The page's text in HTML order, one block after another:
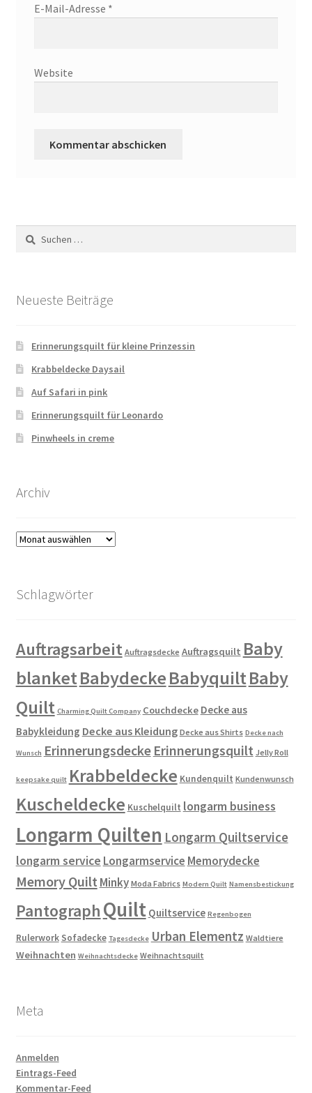
E-Mail-Adresse *
Website
Suchen
nach:
Neueste Beiträge
Erinnerungsquilt für kleine Prinzessin
Krabbeldecke Daysail
Auf Safari in pink
Erinnerungsquilt für Leonardo
Pinwheels in creme
Archiv
Archiv
Schlagwörter
Auftragsarbeit Auftragsdecke Auftragsquilt Baby
blanketBabydeckeBabyquiltBaby
Quilt Charming Quilt Company Couchdecke Decke aus
Babykleidung Decke aus Kleidung Decke aus Shirts Decke nach
Wunsch Erinnerungsdecke Erinnerungsquilt Jelly Roll
keepsake quilt Krabbeldecke Kundenquilt Kundenwunsch
Kuscheldecke Kuschelquilt longarm business
Longarm Quilten Longarm Quiltservice
longarm service Longarmservice Memorydecke
Memory Quilt Minky Moda Fabrics Modern Quilt Namensbestickung
Pantograph Quilt Quiltservice Regenbogen
Rulerwork Sofadecke Tagesdecke Urban Elementz Waldtiere
Weihnachten Weihnachtsdecke Weihnachtsquilt
Meta
Anmelden
Eintrags-Feed
Kommentar-Feed